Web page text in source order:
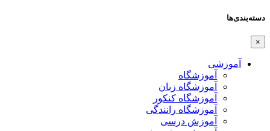
دسته‌بندی‌ها
×
آموزشی
آموزشگاه
آموزشگاه زبان
آموزشگاه کنکور
آموزشگاه رانندگی
آموزش درسی